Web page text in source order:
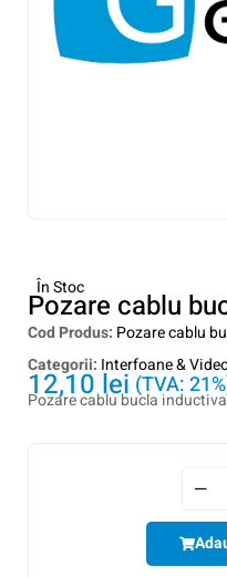
În Stoc
Pozare cablu
Cod Produs: Pozare cablu
Categorii: Interfoane &
12,10lei (TVA:
Pozare cablu bucla inductiva